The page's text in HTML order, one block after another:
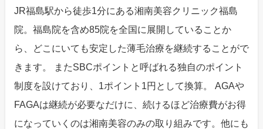
JR福島駅から徒歩1分にある湘南美容クリニック福島
院。福島院を含め85院を全国に展開していることか
ら、どこにいても安定した薄毛治療を継続することがで
きます。 またSBCポイントと呼ばれる独自のポイント
制度を設けており、1ポイント1円として換算。 AGAや
FAGAは継続が必要なだけに、続けるほど治療費がお得
になっていくのは湘南美容のみの取り組みです。他にも